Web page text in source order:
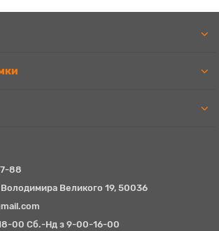
88
Володимира Великого 19, 50036
00 Сб.-Нд з 9-00-16-00